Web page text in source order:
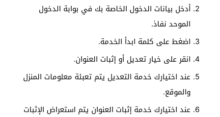
أدخل بيانات الدخول الخاصة بك في بوابة الدخول
الموحد نفاذ.
اضغط على كلمة ابدأ الخدمة.
انقر على خيار تعديل أو إثبات العنوان.
عند اختيارك خدمة التعديل يتم تعبئة معلومات المنزل
والموقع.
عند اختيارك خدمة إثبات العنوان يتم استعراض الإثبات